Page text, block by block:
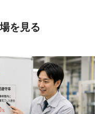
を見る